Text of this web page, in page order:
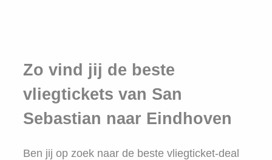
Zo vind jij de beste
vliegtickets van San
Sebastian naar Eindhoven
Ben jij op zoek naar de beste vliegticket-deal